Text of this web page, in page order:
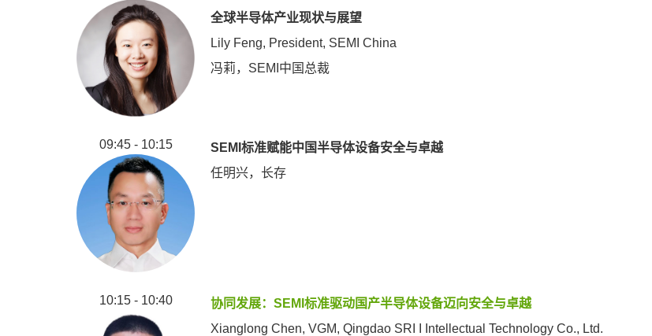
全球半导体产业现状与展望
Lily Feng, President, SEMI China
冯莉，SEMI中国总裁
09:45 - 10:15
SEMI标准赋能中国半导体设备安全与卓越
任明兴，长存
10:15 - 10:40
协同发展：SEMI标准驱动国产半导体设备迈向安全与卓越
Xianglong Chen, VGM, Qingdao SRI I Intellectual Technology Co., Ltd.